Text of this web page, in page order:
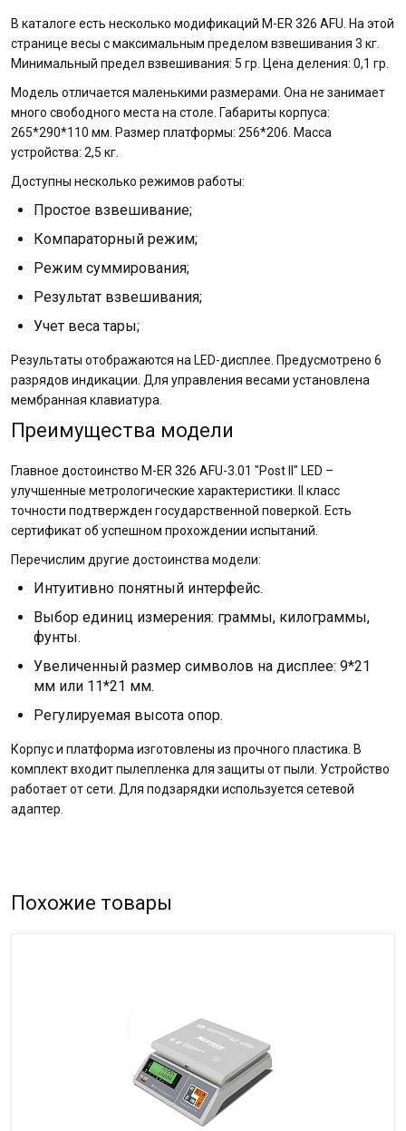
В каталоге есть несколько модификаций M-ER 326 AFU. На этой
странице весы с максимальным пределом взвешивания 3 кг.
Минимальный предел взвешивания: 5 гр. Цена деления: 0,1 гр.
Модель отличается маленькими размерами. Она не занимает
много свободного места на столе. Габариты корпуса:
265*290*110 мм. Размер платформы: 256*206. Масса
устройства: 2,5 кг.
Доступны несколько режимов работы:
Простое взвешивание;
Компараторный режим;
Режим суммирования;
Результат взвешивания;
Учет веса тары;
Результаты отображаются на LED-дисплее. Предусмотрено 6
разрядов индикации. Для управления весами установлена
мембранная клавиатура.
Преимущества модели
Главное достоинство M-ER 326 AFU-3.01 "Post II" LED –
улучшенные метрологические характеристики. II класс
точности подтвержден государственной поверкой. Есть
сертификат об успешном прохождении испытаний.
Перечислим другие достоинства модели:
Интуитивно понятный интерфейс.
Выбор единиц измерения: граммы, килограммы,
фунты.
Увеличенный размер символов на дисплее: 9*21
мм или 11*21 мм.
Регулируемая высота опор.
Корпус и платформа изготовлены из прочного пластика. В
комплект входит пылепленка для защиты от пыли. Устройство
работает от сети. Для подзарядки используется сетевой
адаптер.
Похожие товары